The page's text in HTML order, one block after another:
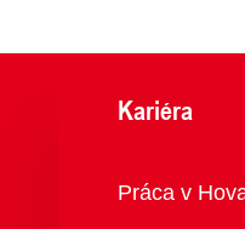
Kariéra
Prehľad
Práca v